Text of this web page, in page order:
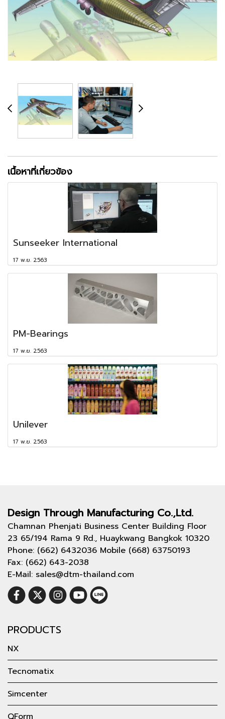
เนื้อหาที่เกี่ยวข้อง
Sunseeker International
17 พ.ย. 2563
PM-Bearings
17 พ.ย. 2563
Unilever
17 พ.ย. 2563
Design Through Manufacturing Co.,Ltd.
Chamnan Phenjati Business Center Building Floor
23 65/194 Rama 9 Rd., Huaykwang Bangkok 10320
Phone: (662) 6432036 Mobile (668) 63750193
Fax: (662) 643-2038
E-Mail: sales@dtm-thailand.com
PRODUCTS
NX
Tecnomatix
Simcenter
QForm